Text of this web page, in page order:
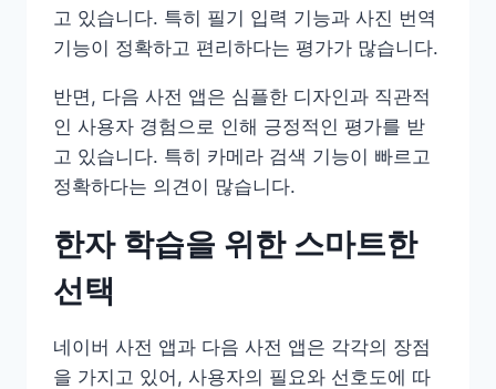
고 있습니다. 특히 필기 입력 기능과 사진 번역
기능이 정확하고 편리하다는 평가가 많습니다.
반면, 다음 사전 앱은 심플한 디자인과 직관적
인 사용자 경험으로 인해 긍정적인 평가를 받
고 있습니다. 특히 카메라 검색 기능이 빠르고
정확하다는 의견이 많습니다.
한자 학습을 위한 스마트한
선택
네이버 사전 앱과 다음 사전 앱은 각각의 장점
을 가지고 있어, 사용자의 필요와 선호도에 따